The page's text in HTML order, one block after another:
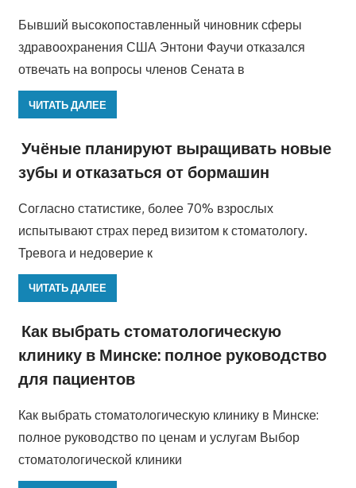
Бывший высокопоставленный чиновник сферы
здравоохранения США Энтони Фаучи отказался
отвечать на вопросы членов Сената в
ЧИТАТЬ ДАЛЕЕ
Учёные планируют выращивать новые
зубы и отказаться от бормашин
Согласно статистике, более 70% взрослых
испытывают страх перед визитом к стоматологу.
Тревога и недоверие к
ЧИТАТЬ ДАЛЕЕ
Как выбрать стоматологическую
клинику в Минске: полное руководство
для пациентов
Как выбрать стоматологическую клинику в Минске:
полное руководство по ценам и услугам Выбор
стоматологической клиники